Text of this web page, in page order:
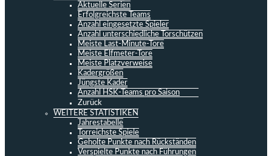
Aktuelle Serien
Erfolgreichste Teams
Anzahl eingesetzte Spieler
Anzahl unterschiedliche Torschützen
Meiste Last-Minute-Tore
Meiste Elfmeter-Tore
Meiste Platzverweise
Kadergrößen
Jüngste Kader
Anzahl HSK-Teams pro Saison
Zurück
WEITERE STATISTIKEN
Jahrestabelle
Torreichste Spiele
Geholte Punkte nach Rückständen
Verspielte Punkte nach Führungen